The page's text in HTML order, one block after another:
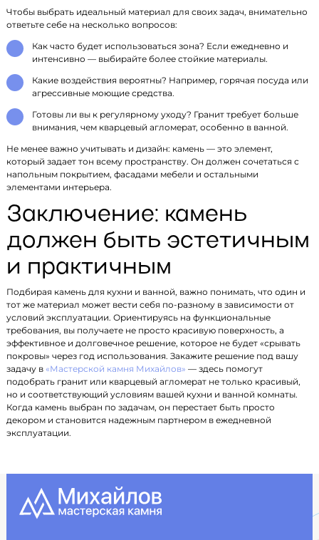
Чтобы выбрать идеальный материал для своих задач, внимательно
ответьте себе на несколько вопросов:
Как часто будет использоваться зона? Если ежедневно и
интенсивно — выбирайте более стойкие материалы.
Какие воздействия вероятны? Например, горячая посуда или
агрессивные моющие средства.
Готовы ли вы к регулярному уходу? Гранит требует больше
внимания, чем кварцевый агломерат, особенно в ванной.
Не менее важно учитывать и дизайн: камень — это элемент,
который задает тон всему пространству. Он должен сочетаться с
напольным покрытием, фасадами мебели и остальными
элементами интерьера.
Заключение: камень
должен быть эстетичным
и практичным
Подбирая камень для кухни и ванной, важно понимать, что один и
тот же материал может вести себя по‑разному в зависимости от
условий эксплуатации. Ориентируясь на функциональные
требования, вы получаете не просто красивую поверхность, а
эффективное и долговечное решение, которое не будет «срывать
покровы» через год использования. Закажите решение под вашу
задачу в «Мастерской камня Михайлов» — здесь помогут
подобрать гранит или кварцевый агломерат не только красивый,
но и соответствующий условиям вашей кухни и ванной комнаты.
Когда камень выбран по задачам, он перестает быть просто
декором и становится надежным партнером в ежедневной
эксплуатации.